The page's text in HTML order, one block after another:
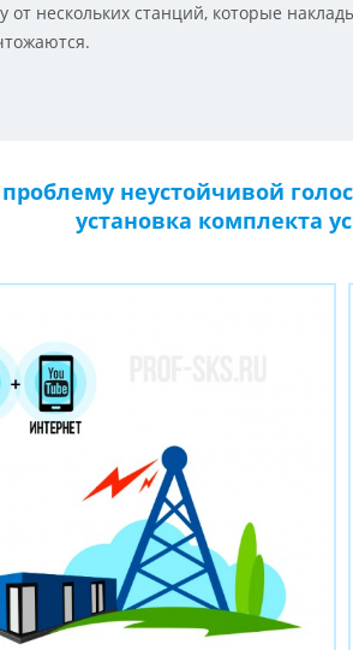
от нескольких станций, которые
неустойчивой
установка комплекта